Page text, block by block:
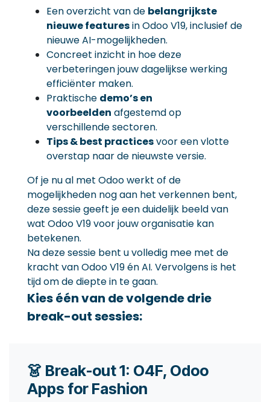
Een overzicht van de belangrijkste
nieuwe featuresin Odoo V19, inclusief de
nieuwe AI-mogelijkheden.
Concreet inzicht in hoe deze
verbeteringen jouw dagelijkse werking
efficiënter maken.
Praktische demo’s en
voorbeelden afgestemd op
verschillende sectoren.
Tips & best practicesvoor een vlotte
overstap naar de nieuwste versie.
Of je nu al met Odoo werkt of de
mogelijkheden nog aan het verkennen bent,
deze sessie geeft je een duidelijk beeld van
wat Odoo V19 voor jouw organisatie kan
betekenen.
Na deze sessie bent u volledig mee met de
kracht van Odoo V19 én AI. Vervolgens is het
tijd om de diepte in te gaan.
Kies één van de volgende drie
break-out sessies:
👗 Break-out 1: O4F, Odoo
Apps for Fashion